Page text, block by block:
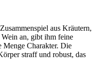
aus Kräutern,
an, gibt ihm feine
Menge Charakter. Die
straff und robust, das